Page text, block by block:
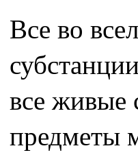
Все во
все живые
предметы